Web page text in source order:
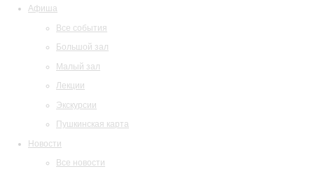
Афиша
Все события
Большой зал
Малый зал
Лекции
Экскурсии
Пушкинская карта
Новости
Все новости